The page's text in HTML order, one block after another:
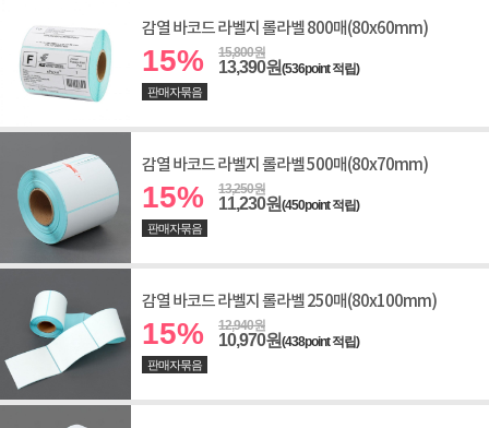
감열 바코드 라벨지 롤라벨 800매(80x60mm)
15% 15,800원
13,390원(536point 적립)
판매자묶음
감열 바코드 라벨지 롤라벨 500매(80x70mm)
15% 13,250원
11,230원(450point 적립)
판매자묶음
감열 바코드 라벨지 롤라벨 250매(80x100mm)
15% 12,940원
10,970원(438point 적립)
판매자묶음